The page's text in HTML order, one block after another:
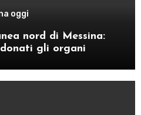
oggi
nord di Messina:
donati gli organi